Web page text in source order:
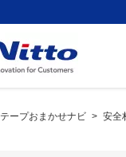
テープおまかせナビ > 安全